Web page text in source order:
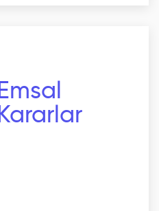
Emsal
Kararlar